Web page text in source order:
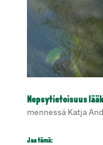
Nepsytietoisuus
mennessä Katja
Jaa tämä: